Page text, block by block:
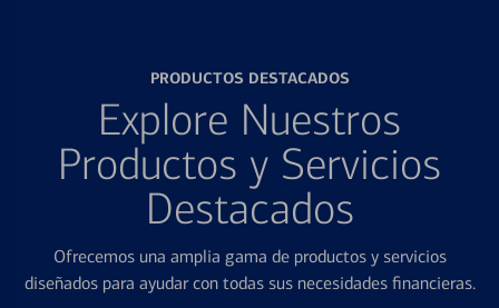
PRODUCTOS DESTACADOS
Explore Nuestros
Productos y Servicios
Destacados
Ofrecemos una amplia gama de productos y servicios
diseñados para ayudar con todas sus necesidades financieras.